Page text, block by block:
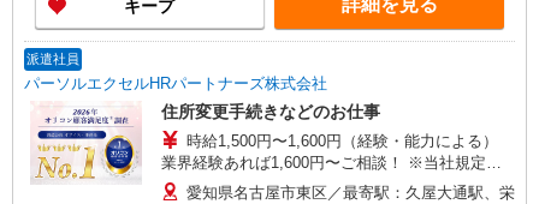
キープ 詳細を見る
派遣社員
パーソルエクセルHRパートナーズ株式会社
住所変更手続きなどのお仕事
時給1,500円〜1,600円（経験・能力による）
業界経験あれば1,600円〜ご相談！ ※当社規定あ
り 愛知県名古屋市東区／最寄駅：久屋大通駅、栄